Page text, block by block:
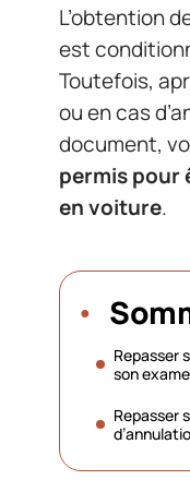
L’obtention
est
Toutefois,
ou en cas
document,
permis pour
en voiture.
Repasser
son
Repasser